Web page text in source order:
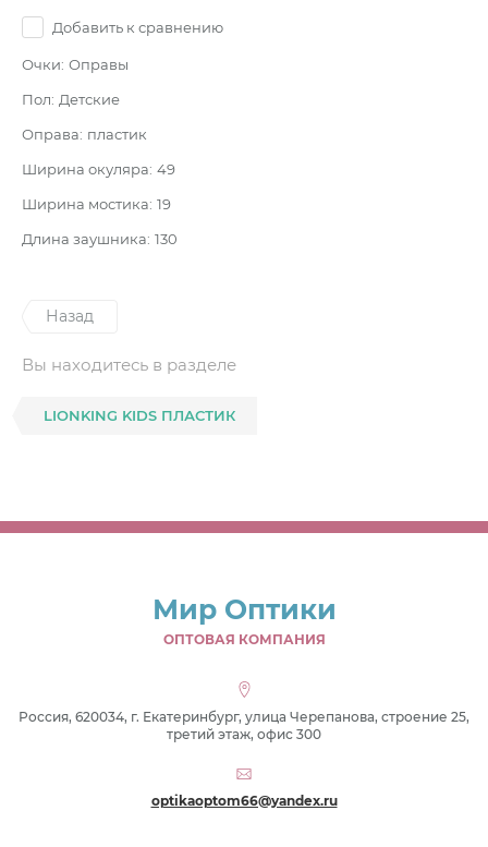
Добавить к сравнению
Очки: Оправы
Пол: Детские
Оправа: пластик
Ширина окуляра: 49
Ширина мостика: 19
Длина заушника: 130
Назад
Вы находитесь в разделе
LIONKING KIDS ПЛАСТИК
Мир Оптики
ОПТОВАЯ КОМПАНИЯ
Россия, 620034, г. Екатеринбург, улица Черепанова, строение 25,
третий этаж, офис 300
optikaoptom66@yandex.ru